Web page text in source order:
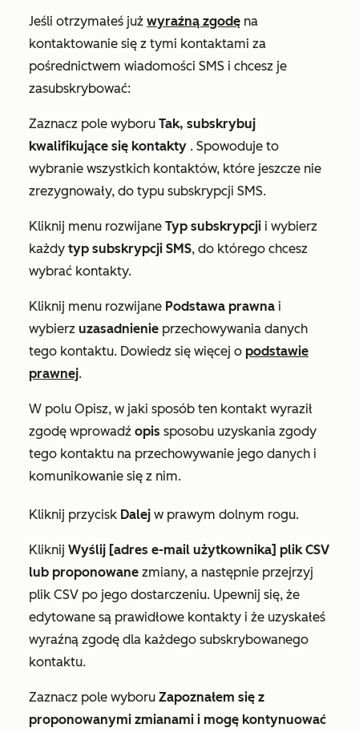
Jeśli otrzymałeś już wyraźną zgodę na
kontaktowanie się z tymi kontaktami za
pośrednictwem wiadomości SMS i chcesz je
zasubskrybować:
Zaznacz pole wyboru Tak, subskrybuj
kwalifikujące się kontakty . Spowoduje to
wybranie wszystkich kontaktów, które jeszcze nie
zrezygnowały, do typu subskrypcji SMS.
Kliknij menu rozwijane Typ subskrypcji i wybierz
każdy typ subskrypcji SMS, do którego chcesz
wybrać kontakty.
Kliknij menu rozwijane Podstawa prawna i
wybierz uzasadnienie przechowywania danych
tego kontaktu. Dowiedz się więcej o podstawie
prawnej.
W polu Opisz, w jaki sposób ten kontakt wyraził
zgodę wprowadź opis sposobu uzyskania zgody
tego kontaktu na przechowywanie jego danych i
komunikowanie się z nim.
Kliknij przycisk Dalej w prawym dolnym rogu.
Kliknij Wyślij [adres e-mail użytkownika] plik CSV
lub proponowane zmiany, a następnie przejrzyj
plik CSV po jego dostarczeniu. Upewnij się, że
edytowane są prawidłowe kontakty i że uzyskałeś
wyraźną zgodę dla każdego subskrybowanego
kontaktu.
Zaznacz pole wyboru Zapoznałem się z
proponowanymi zmianami i mogę kontynuować